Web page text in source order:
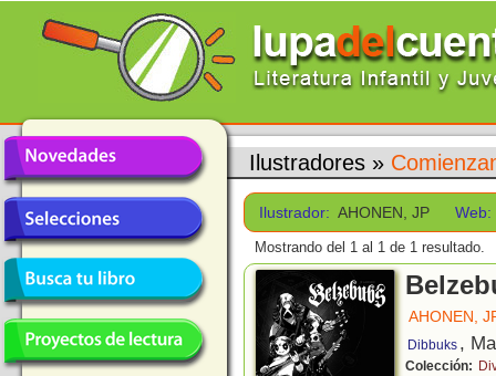
Ilustradores »
Ilustrador: AHONEN, JP Web:
Mostrando del 1 al 1 de 1 resultado.
AHONEN,
Dibbuks ,
Colección: